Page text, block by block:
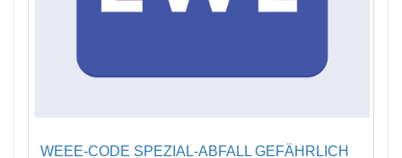
WEEE-CODE SPEZIAL-ABFALL GEFÄHRLICH